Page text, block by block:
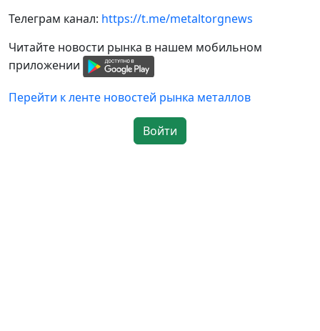
Телеграм канал: https://t.me/metaltorgnews
Читайте новости рынка в нашем мобильном
приложении
Перейти к ленте новостей рынка металлов
Войти